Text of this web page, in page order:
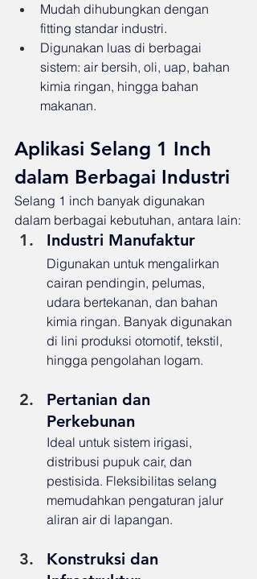
Mudah dihubungkan dengan
fitting standar industri.
Digunakan luas di berbagai
sistem: air bersih, oli, uap, bahan
kimia ringan, hingga bahan
makanan.
Aplikasi Selang 1 Inch
dalam Berbagai Industri
Selang 1 inch banyak digunakan
dalam berbagai kebutuhan, antara lain:
Industri Manufaktur
Digunakan untuk mengalirkan
cairan pendingin, pelumas,
udara bertekanan, dan bahan
kimia ringan. Banyak digunakan
di lini produksi otomotif, tekstil,
hingga pengolahan logam.
Pertanian dan
Perkebunan
Ideal untuk sistem irigasi,
distribusi pupuk cair, dan
pestisida. Fleksibilitas selang
memudahkan pengaturan jalur
aliran air di lapangan.
Konstruksi dan